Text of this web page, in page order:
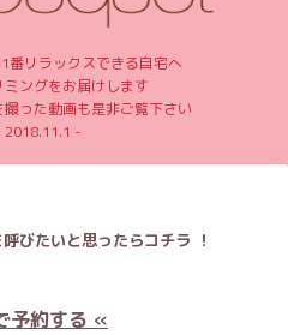
番リラックスできる自宅へ
ングをお届けします
った動画も是非ご覧下さい
2018.11.1 -
びたいと思ったらコチラ ！
予約する «